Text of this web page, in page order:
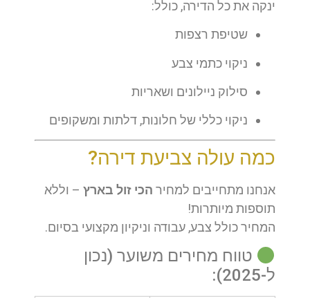
ינקה את כל הדירה, כולל:
שטיפת רצפות
ניקוי כתמי צבע
סילוק ניילונים ושאריות
ניקוי כללי של חלונות, דלתות ומשקופים
כמה עולה צביעת דירה?
אנחנו מתחייבים למחיר הכי זול בארץ – וללא
תוספות מיותרות!
המחיר כולל צבע, עבודה וניקיון מקצועי בסיום.
טווח מחירים משוער (נכון
ל-2025):